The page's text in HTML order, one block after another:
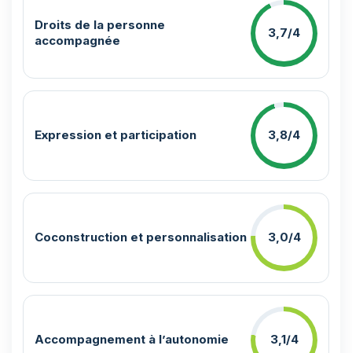
Droits de la personne
accompagnée
3,7/4
Expression et participation 3,8/4
Coconstruction et personnalisation 3,0/4
Accompagnement à l’autonomie 3,1/4